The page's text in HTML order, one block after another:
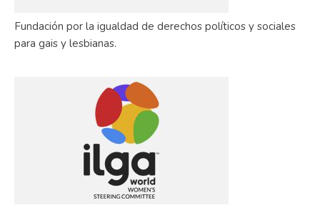
Fundación por la igualdad de derechos políticos y sociales
para gais y lesbianas.